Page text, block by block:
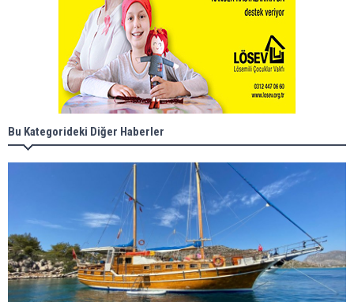
Bu Kategorideki Diğer Haberler